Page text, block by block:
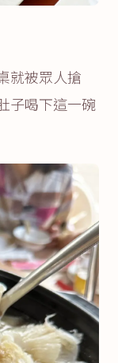
就被眾人搶
子喝下這一碗